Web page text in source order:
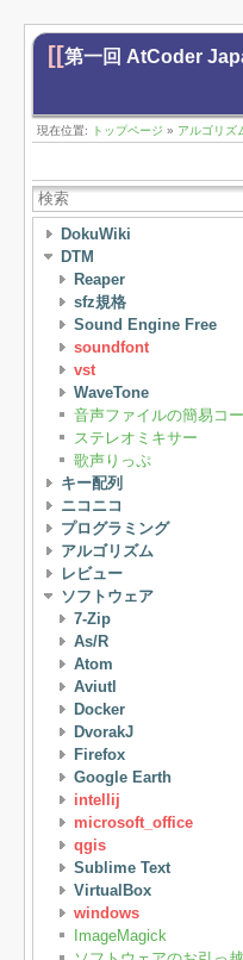
[[第一回 AtCoder
現在位置: トップページ » アルゴリズ
DokuWiki
DTM
Reaper
sfz規格
Sound Engine Free
soundfont
vst
WaveTone
音声ファイルの簡易コ
ステレオミキサー
歌声りっぷ
キー配列
ニコニコ
プログラミング
アルゴリズム
レビュー
ソフトウェア
7-Zip
As/R
Atom
Aviutl
Docker
DvorakJ
Firefox
Google Earth
intellij
microsoft_office
qgis
Sublime Text
VirtualBox
windows
ImageMagick